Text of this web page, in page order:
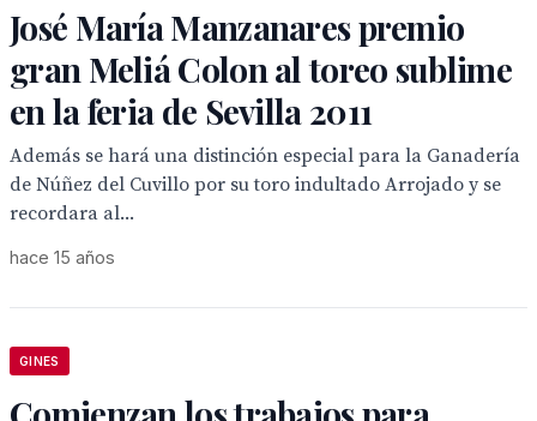
José María Manzanares premio
gran Meliá Colon al toreo sublime
en la feria de Sevilla 2011
Además se hará una distinción especial para la Ganadería
de Núñez del Cuvillo por su toro indultado Arrojado y se
recordara al...
hace 15 años
GINES